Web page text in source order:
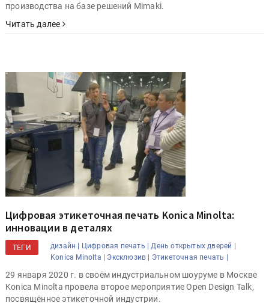
производства на базе решений Mimaki.
Читать далее
Цифровая этикеточная печать Konica Minolta:
инновации в деталях
ТЕГИ дизайн | Цифровая печать | День открытых дверей |
Konica Minolta | Эксклюзив | Этикеточная печать |
29 января 2020 г. в своём индустриальном шоуруме в Москве
Konica Minolta провела второе мероприятие Open Design Talk,
посвящённое этикеточной индустрии.